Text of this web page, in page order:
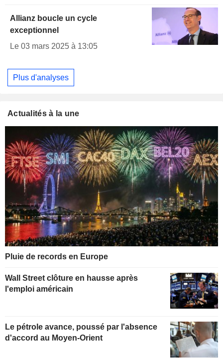
Allianz boucle un cycle
exceptionnel
Le 03 mars 2025 à 13:05
Plus d'analyses
Actualités à la une
Pluie de records en Europe
Wall Street clôture en hausse après
l'emploi américain
Le pétrole avance, poussé par l'absence
d'accord au Moyen-Orient